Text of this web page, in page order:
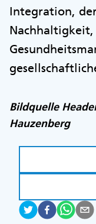
Integration,
Nachhaltigkeit,
Bildquelle
Hauzenberg